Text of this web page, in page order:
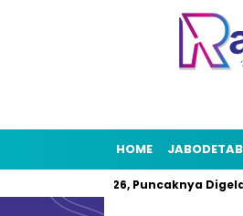
HOME
RI 2026, Puncaknya Digelar 21